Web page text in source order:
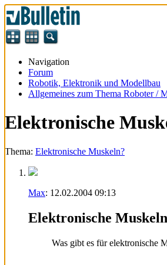
Navigation
Forum
Robotik, Elektronik und Modellbau
Allgemeines zum Thema Roboter /
Elektronische
Thema: Elektronische Muskeln?
Max: 12.02.2004 09:13
Elektronische
Was gibt es für elektronische